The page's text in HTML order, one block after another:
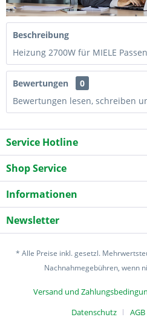
Beschreibung
Heizung 2700W für MIELE
Bewertungen
0
Bewertungen lesen, schreiben
Service Hotline
Shop Service
Informationen
Newsletter
* Alle Preise inkl. gesetzl.
Nachnahmegebühren, wenn
Versand und
Datenschutz
AGB